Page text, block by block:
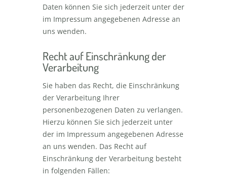
Daten können Sie sich jederzeit unter der
im Impressum angegebenen Adresse an
uns wenden.
Recht auf Einschränkung der
Verarbeitung
Sie haben das Recht, die Einschränkung
der Verarbeitung Ihrer
personenbezogenen Daten zu verlangen.
Hierzu können Sie sich jederzeit unter
der im Impressum angegebenen Adresse
an uns wenden. Das Recht auf
Einschränkung der Verarbeitung besteht
in folgenden Fällen: